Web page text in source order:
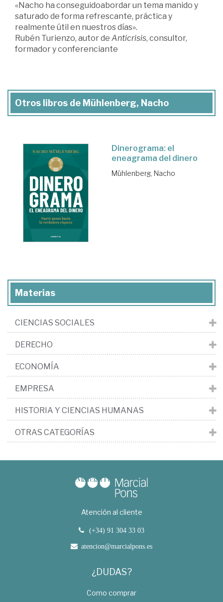
«Nacho ha conseguidoabordar un tema manido y
saturado de forma refrescante, práctica y
realmente útil en nuestros días».
Rubén Turienzo, autor de Anticrisis, consultor,
formador y conferenciante
Otros libros de Mühlenberg, Nacho
Dinerograma: el
eneagrama del dinero
Mühlenberg, Nacho
Materias
CIENCIAS SOCIALES
DERECHO
ECONOMÍA
EMPRESA
HISTORIA Y CIENCIAS HUMANAS
OTRAS CATEGORÍAS
Atención al cliente
(+34) 91 304 33 03
atencion@marcialpons.es
¿DUDAS?
Como comprar